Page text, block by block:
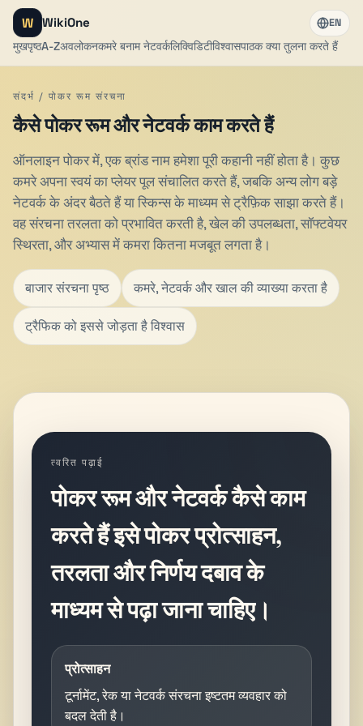
W WikiOne
मुखपृष्ठA-Zअवलोकनकमरे बनाम नेटवर्कलिक्विडिटीविश्वासपाठक क्या तुलना करते हैं
EN
संदर्भ / पोकर रूम संरचना
कैसे पोकर रूम और नेटवर्क काम करते हैं
ऑनलाइन पोकर में, एक ब्रांड नाम हमेशा पूरी कहानी नहीं होता है। कुछ
कमरे अपना स्वयं का प्लेयर पूल संचालित करते हैं, जबकि अन्य लोग बड़े
नेटवर्क के अंदर बैठते हैं या स्किन्स के माध्यम से ट्रैफ़िक साझा करते हैं।
वह संरचना तरलता को प्रभावित करती है, खेल की उपलब्धता, सॉफ्टवेयर
स्थिरता, और अभ्यास में कमरा कितना मजबूत लगता है।
बाजार संरचना पृष्ठ कमरे, नेटवर्क और खाल की व्याख्या करता है
ट्रैफिक को इससे जोड़ता है विश्वास
त्वरित पढ़ाई
पोकर रूम और नेटवर्क कैसे काम
करते हैं इसे पोकर प्रोत्साहन,
तरलता और निर्णय दबाव के
माध्यम से पढ़ा जाना चाहिए।
प्रोत्साहन
टूर्नामेंट, रेक या नेटवर्क संरचना इष्टतम व्यवहार को
बदल देती है।